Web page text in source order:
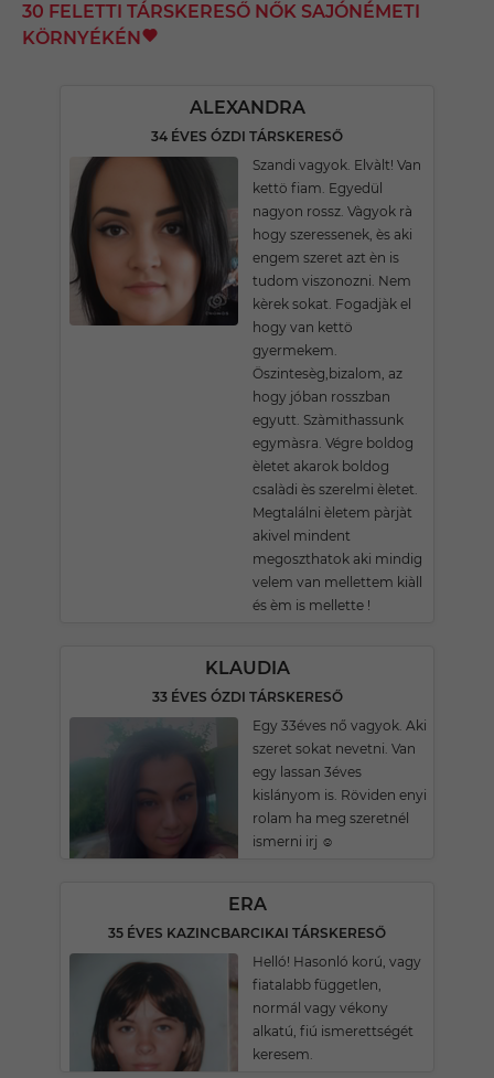
30 FELETTI TÁRSKERESŐ NŐK SAJÓNÉMETI
KÖRNYÉKÉN
ALEXANDRA
34 ÉVES ÓZDI TÁRSKERESŐ
Szandi vagyok. Elvàlt! Van
kettö fiam. Egyedül
nagyon rossz. Vàgyok rà
hogy szeressenek, ès aki
engem szeret azt èn is
tudom viszonozni. Nem
kèrek sokat. Fogadjàk el
hogy van kettö
gyermekem.
Öszintesèg,bizalom, az
hogy jóban rosszban
egyutt. Szàmithassunk
egymàsra. Végre boldog
èletet akarok boldog
csalàdi ès szerelmi èletet.
Megtalálni èletem pàrjàt
akivel mindent
megoszthatok aki mindig
velem van mellettem kiàll
és èm is mellette !
KLAUDIA
33 ÉVES ÓZDI TÁRSKERESŐ
Egy 33éves nő vagyok. Aki
szeret sokat nevetni. Van
egy lassan 3éves
kislányom is. Röviden enyi
rolam ha meg szeretnél
ismerni irj ☺️
ERA
35 ÉVES KAZINCBARCIKAI TÁRSKERESŐ
Helló! Hasonló korú, vagy
fiatalabb független,
normál vagy vékony
alkatú, fiú ismerettségét
keresem.